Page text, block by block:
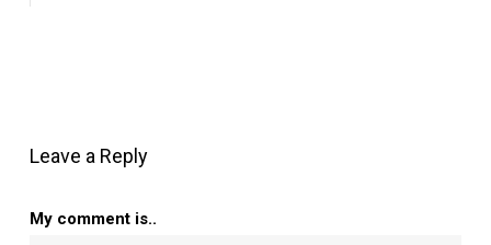
Leave a Reply
My comment is..